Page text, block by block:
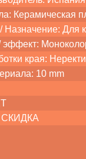
Керамическая
Для
эффект:
края:
10 mm
СКИДКА